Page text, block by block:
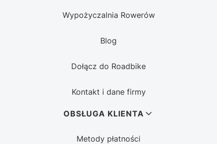
Wypożyczalnia Rowerów
Blog
Dołącz do Roadbike
Kontakt i dane firmy
OBSŁUGA KLIENTA
Metody płatności